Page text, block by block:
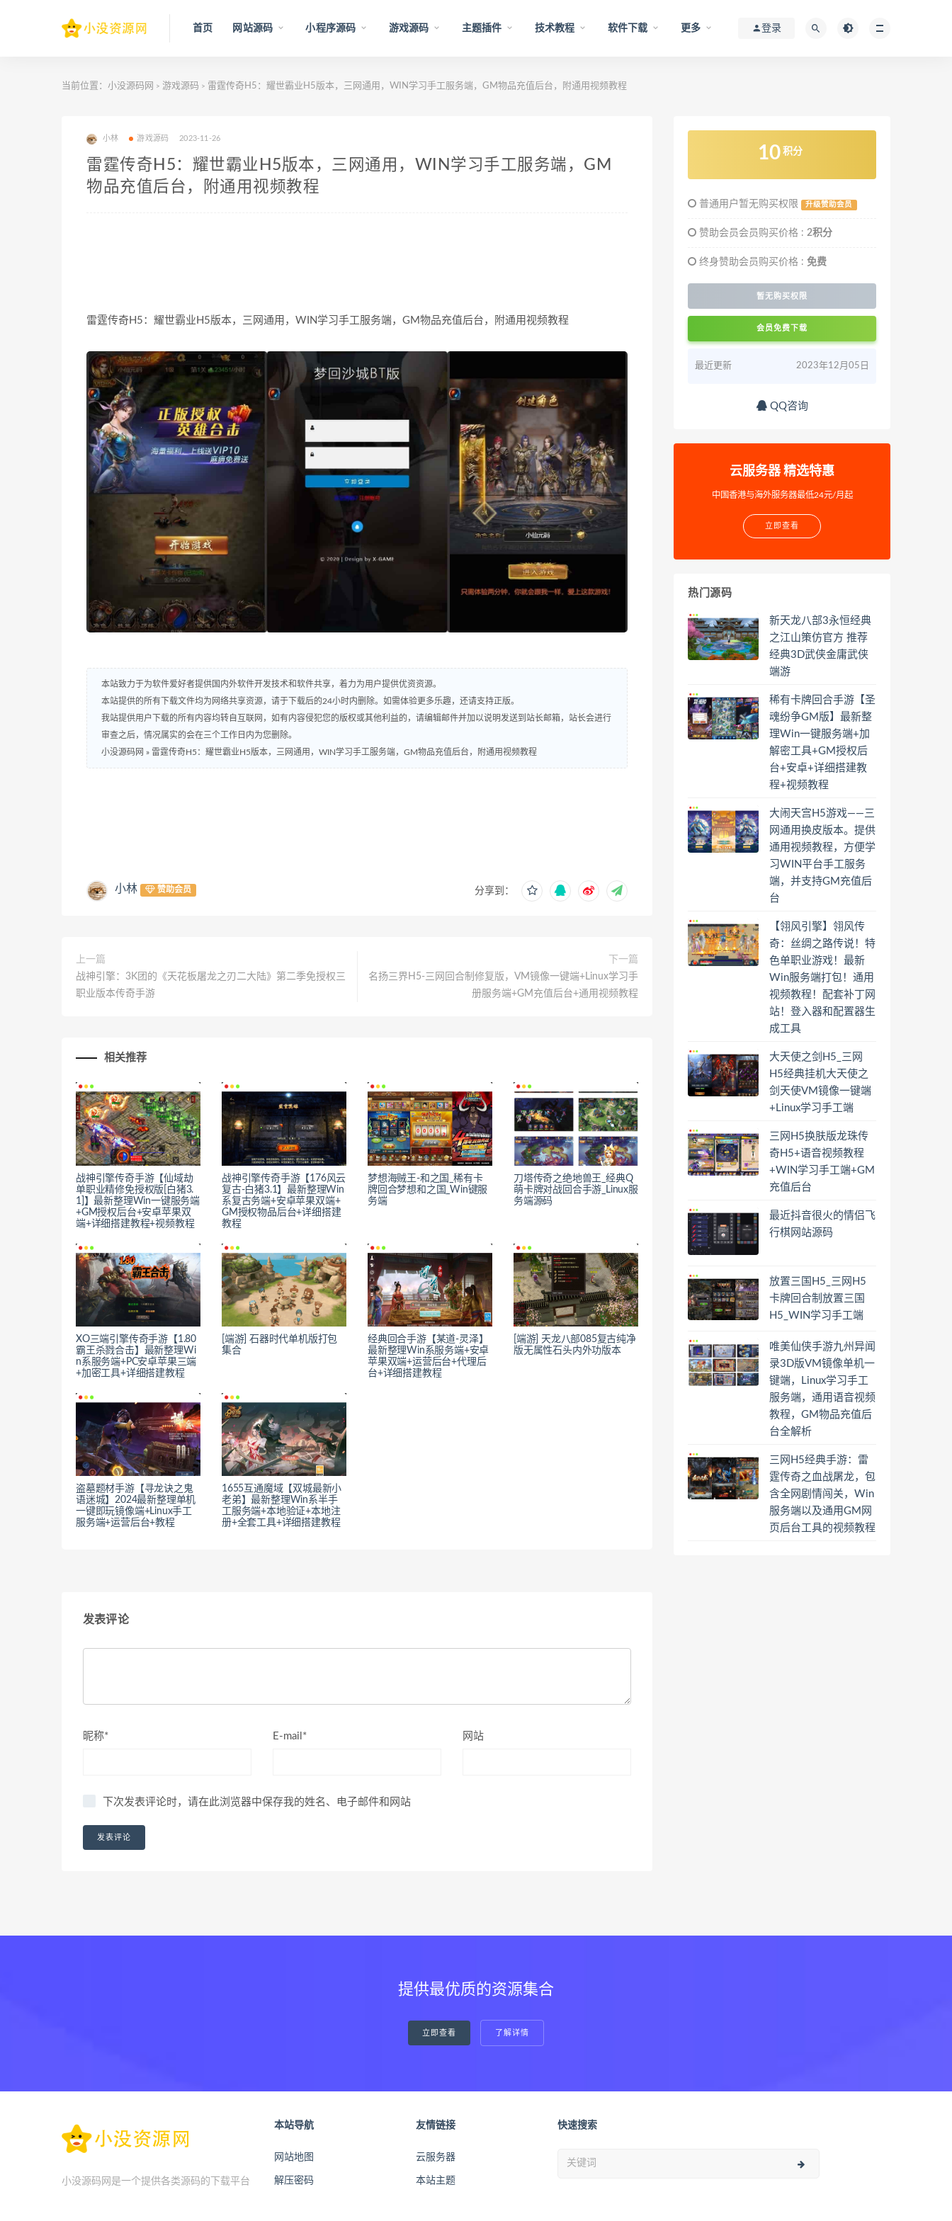
首页 网站源码 小程序源码 游戏源码 主题插件 技术教程 软件下载 更多 登录
当前位置： 小没源码网 > 游戏源码 > 雷霆传奇H5：耀世霸业H5版本，三网通用，WIN学习手工服务端，GM物品充值后台，附通用视频教程
小林 游戏源码 2023-11-26
雷霆传奇H5：耀世霸业H5版本，三网通用，WIN学习手工服务端，GM
物品充值后台，附通用视频教程
雷霆传奇H5：耀世霸业H5版本，三网通用，WIN学习手工服务端，GM物品充值后台，附通用视频教程
本站致力于为软件爱好者提供国内外软件开发技术和软件共享，着力为用户提供优资资源。
本站提供的所有下载文件均为网络共享资源，请于下载后的24小时内删除。如需体验更多乐趣，还请支持正版。
我站提供用户下载的所有内容均转自互联网，如有内容侵犯您的版权或其他利益的，请编辑邮件并加以说明发送到站长邮箱，站长会进行
审查之后，情况属实的会在三个工作日内为您删除。
小没源码网 » 雷霆传奇H5：耀世霸业H5版本，三网通用，WIN学习手工服务端，GM物品充值后台，附通用视频教程
小林 赞助会员 分享到：
上一篇
战神引擎：3K团的《天花板屠龙之刃二大陆》第二季免授权三
职业版本传奇手游
下一篇
名扬三界H5-三网回合制修复版，VM镜像一键端+Linux学习手
册服务端+GM充值后台+通用视频教程
相关推荐
战神引擎传奇手游【仙域劫
单职业精修免授权版[白猪3.
1]】最新整理Win一键服务端
+GM授权后台+安卓苹果双
端+详细搭建教程+视频教程
战神引擎传奇手游【176风云
复古-白猪3.1】最新整理Win
系复古务端+安卓苹果双端+
GM授权物品后台+详细搭建
教程
梦想海贼王-和之国_稀有卡
牌回合梦想和之国_Win键服
务端
刀塔传奇之绝地兽王_经典Q
萌卡牌对战回合手游_Linux服
务端源码
XO三端引擎传奇手游【1.80
霸王杀戮合击】最新整理Wi
n系服务端+PC安卓苹果三端
+加密工具+详细搭建教程
[端游] 石器时代单机版打包
集合
经典回合手游【某道-灵泽】
最新整理Win系服务端+安卓
苹果双端+运营后台+代理后
台+详细搭建教程
[端游] 天龙八部085复古纯净
版无属性石头内外功版本
盗墓题材手游【寻龙诀之鬼
语迷城】2024最新整理单机
一键即玩镜像端+Linux手工
服务端+运营后台+教程
1655互通魔域【双城最新小
老弟】最新整理Win系半手
工服务端+本地验证+本地注
册+全套工具+详细搭建教程
发表评论
昵称* E-mail* 网站
下次发表评论时，请在此浏览器中保存我的姓名、电子邮件和网站
10 积分
普通用户暂无购买权限 升级赞助会员
赞助会员会员购买价格 : 2积分
终身赞助会员购买价格 : 免费
暂无购买权限
会员免费下载
最近更新 2023年12月05日
QQ咨询
云服务器 精选特惠
中国香港与海外服务器最低24元/月起
立即查看
热门源码
新天龙八部3永恒经典
之江山策仿官方 推荐
经典3D武侠金庸武侠
端游
稀有卡牌回合手游【圣
魂纷争GM版】最新整
理Win一键服务端+加
解密工具+GM授权后
台+安卓+详细搭建教
程+视频教程
大闹天宫H5游戏——三
网通用换皮版本。提供
通用视频教程，方便学
习WIN平台手工服务
端，并支持GM充值后
台
【翎风引擎】翎风传
奇：丝绸之路传说！特
色单职业游戏！最新
Win服务端打包！通用
视频教程！配套补丁网
站！登入器和配置器生
成工具
大天使之剑H5_三网
H5经典挂机大天使之
剑天使VM镜像一键端
+Linux学习手工端
三网H5换肤版龙珠传
奇H5+语音视频教程
+WIN学习手工端+GM
充值后台
最近抖音很火的情侣飞
行棋网站源码
放置三国H5_三网H5
卡牌回合制放置三国
H5_WIN学习手工端
唯美仙侠手游九州异闻
录3D版VM镜像单机一
键端，Linux学习手工
服务端，通用语音视频
教程，GM物品充值后
台全解析
三网H5经典手游：雷
霆传奇之血战屠龙，包
含全网剧情闯关，Win
服务端以及通用GM网
页后台工具的视频教程
提供最优质的资源集合
立即查看 了解详情
小没源码网是一个提供各类源码的下载平台
本站导航
网站地图
解压密码
友情链接
云服务器
本站主题
快速搜索